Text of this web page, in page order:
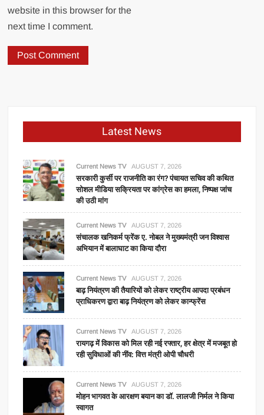
website in this browser for the
next time I comment.
Latest News
Current News TV AUGUST 7, 2026
सरकारी कुर्सी पर राजनीति का रंग? पंचायत सचिव की कथित
सोशल मीडिया सक्रियता पर कांग्रेस का हमला, निष्पक्ष जांच
की उठी मांग
Current News TV AUGUST 7, 2026
संचालक खनिकर्म फ्रेंक ए. नोबल ने मुख्यमंत्री जन विश्वास
अभियान में बालाघाट का किया दौरा
Current News TV AUGUST 7, 2026
बाढ़ नियंत्रण की तैयारियों को लेकर राष्ट्रीय आपदा प्रबंधन
प्राधिकरण द्वारा बाढ़ नियंत्रण को लेकर कान्फ्रेंस
Current News TV AUGUST 7, 2026
रायगढ़ में विकास को मिल रही नई रफ्तार, हर क्षेत्र में मजबूत हो
रही सुविधाओं की नींव: वित्त मंत्री ओपी चौधरी
Current News TV AUGUST 7, 2026
मोहन भागवत के आरक्षण बयान का डॉ. लालजी निर्मल ने किया
स्वागत